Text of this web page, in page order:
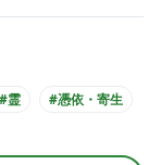
#霊 #憑依・寄生